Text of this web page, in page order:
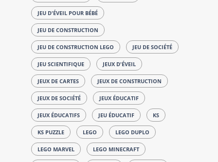
JEU D'ÉVEIL POUR BÉBÉ
JEU DE CONSTRUCTION
JEU DE CONSTRUCTION LEGO JEU DE SOCIÉTÉ
JEU SCIENTIFIQUE JEUX D'ÉVEIL
JEUX DE CARTES JEUX DE CONSTRUCTION
JEUX DE SOCIÉTÉ JEUX ÉDUCATIF
JEUX ÉDUCATIFS JEU ÉDUCATIF KS
KS PUZZLE LEGO LEGO DUPLO
LEGO MARVEL LEGO MINECRAFT